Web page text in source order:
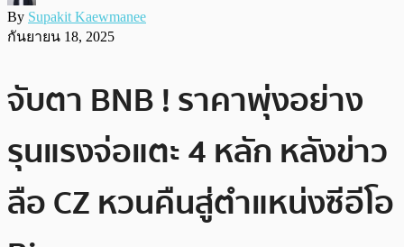
By Supakit Kaewmanee
กันยายน 18, 2025
จับตา BNB ! ราคาพุ่งอย่าง
รุนแรงจ่อแตะ 4 หลัก หลังข่าว
ลือ CZ หวนคืนสู่ตำแหน่งซีอีโอ